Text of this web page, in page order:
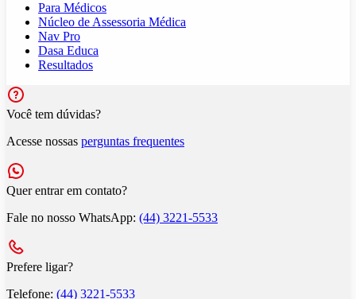
Para Médicos
Núcleo de Assessoria Médica
Nav Pro
Dasa Educa
Resultados
Você tem dúvidas?
Acesse nossas perguntas frequentes
Quer entrar em contato?
Fale no nosso WhatsApp: (44) 3221-5533
Prefere ligar?
Telefone: (44) 3221-5533